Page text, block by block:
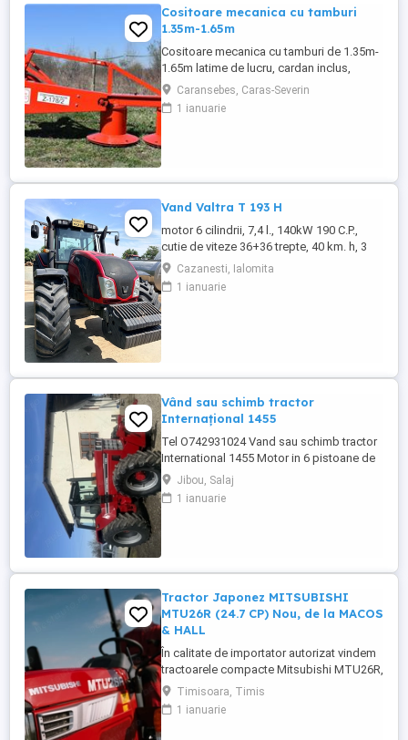
Cositoare mecanica cu tamburi
1.35m-1.65m
Cositoare mecanica cu tamburi de 1.35m-
1.65m latime de lucru, cardan inclus,
prelata, cheie de cutite Transport in toate
judetele
Caransebes, Caras-Severin
1 ianuarie
Vand Valtra T 193 H
motor 6 cilindrii, 7,4 l., 140kW 190 C.P.,
cutie de viteze 36+36 trepte, 40 km. h, 3
prize hidraulice, 650 65 r 42 spate, 540 65 r
30, 6.240 ore, an 2013, TVA inclus în preț.
Cazanesti, Ialomita
1 ianuarie
Vând sau schimb tractor
Internațional 1455
Tel O742931024 Vand sau schimb tractor
International 1455 Motor in 6 pistoane de
145 cai cu turbo Cilindru ajutător la ridicare
Tiranti față Cauciucuri in stare foarte buna
Tractorul se afla intr-o stare foarte buna,
Jibou, Salaj
1 ianuarie
Tractor Japonez MITSUBISHI
MTU26R (24.7 CP) Nou, de la MACOS
& HALL
În calitate de importator autorizat vindem
tractoarele compacte Mitsubishi MTU26R,
un tractor proiectat și fabricat integral în
Japonia, recunoscut pentru fiabilitatea sa
legendară și eficiența în spații restrânse.
Timisoara, Timis
1 ianuarie